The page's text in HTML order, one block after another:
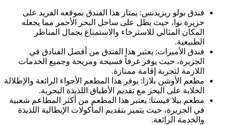
فندق بولو ريزيدنس: يمتاز هذا الفندق بموقعه الفريد على
جزيرة نوا، حيث يطل على ساحل البحر الأحمر مما يجعله
المكان المثالي للاسترخاء والاستمتاع بجمال المناظر
الطبيعية.
فندق الأميرات: يعتبر هذا الفندق من أفضل الفنادق في
الجزيرة، حيث يوفر غرفاً فسيحة ومريحة وجميع الخدمات
اللازمة لتجربة إقامة ممتازة.
مطعم الأوشن بلازا: يوفر هذا المطعم الأجواء الرائعة والإطلالة
الخلابة على البحر مع تقديم الأطباق اللذيذة البحرية.
مطعم بيلا فيستا: يعتبر هذا المطعم من أكثر المطاعم شعبية
في الجزيرة، حيث يتميز بتقديم المأكولات الإيطالية اللذيذة
والخدمة الرائعة.